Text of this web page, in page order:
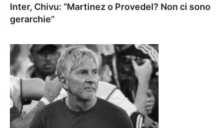
Inter, Chivu: “Martinez o Provedel? Non ci sono
gerarchie”